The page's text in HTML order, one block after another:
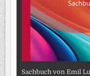
Sachbuch von Emil